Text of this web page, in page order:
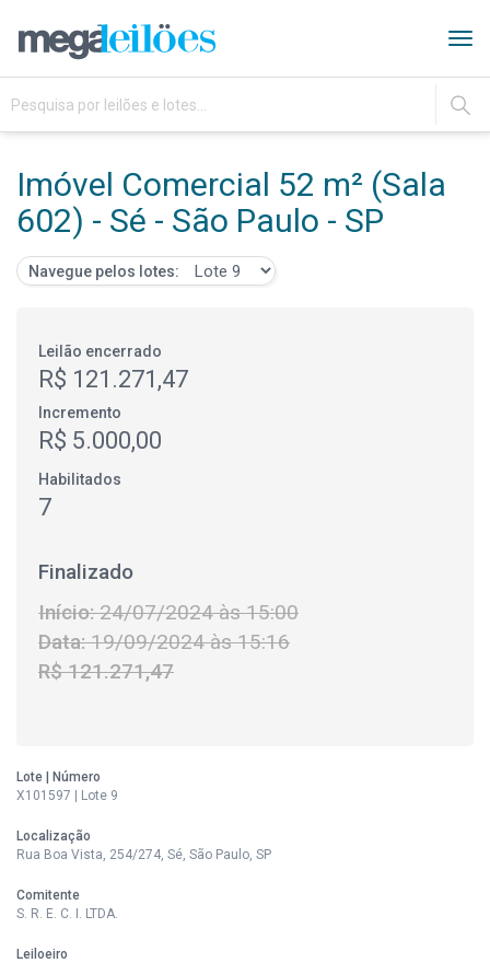
IR
Imóvel Comercial 52 m² (Sala
602) - Sé - São Paulo - SP
Navegue pelos lotes:
Leilão encerrado
R$ 121.271,47
Incremento
R$ 5.000,00
Habilitados
7
Finalizado
Início:24/07/2024 às 15:00
Data:19/09/2024 às 15:16
R$ 121.271,47
Lote | Número
X101597 | Lote 9
Localização
Rua Boa Vista, 254/274, Sé, São Paulo, SP
Comitente
S. R. E. C. I. LTDA.
Leiloeiro